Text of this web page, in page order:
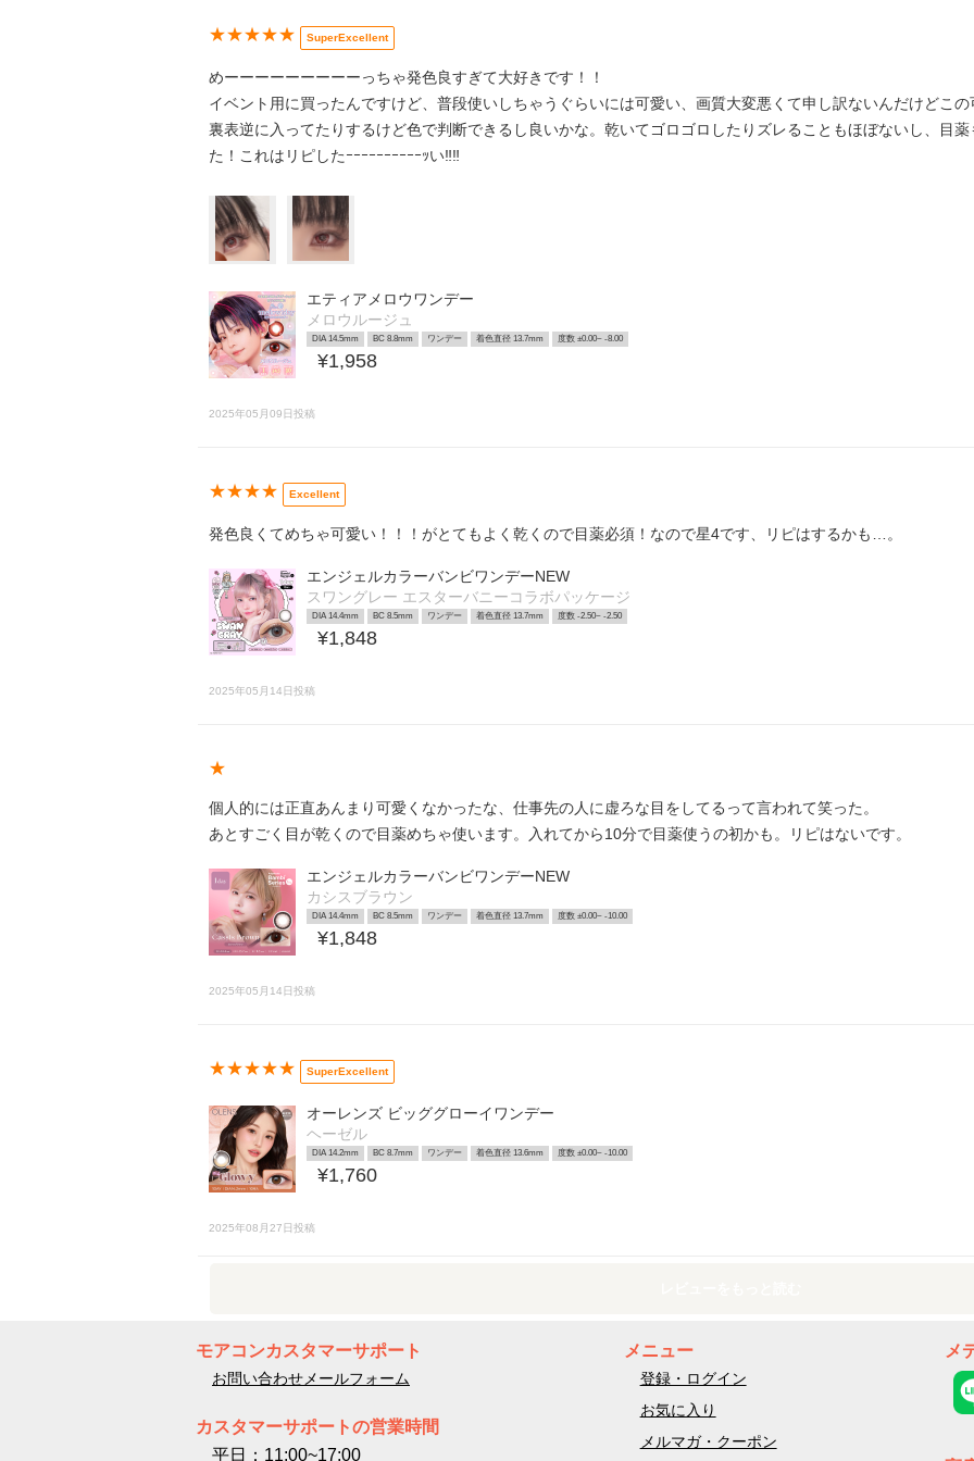
★★★★★ SuperExcellent
めーーーーーーーーーっちゃ発色良すぎて大好きです！！
イベント用に買ったんですけど、普段使いしちゃうぐらいには可愛い、画質大変悪くて申し訳ないんだけどこの
裏表逆に入ってたりするけど色で判断できるし良いかな。乾いてゴロゴロしたりズレることもほぼないし、目
た！これはリピしたｰｰｰｰｰｰｰｰｰｰｯい‼️‼️
エティアメロウワンデー
メロウルージュ
DIA 14.5mm BC 8.8mm ワンデー 着色直径 13.7mm 度数 ±0.00~ -8.00
¥1,958
2025年05月09日投稿
★★★★ Excellent
発色良くてめちゃ可愛い！！！がとてもよく乾くので目薬必須！なので星4です、リピはするかも…。
エンジェルカラーバンビワンデーNEW
スワングレー エスターバニーコラボパッケージ
DIA 14.4mm BC 8.5mm ワンデー 着色直径 13.7mm 度数 -2.50~ -2.50
¥1,848
2025年05月14日投稿
★
個人的には正直あんまり可愛くなかったな、仕事先の人に虚ろな目をしてるって言われて笑った。
あとすごく目が乾くので目薬めちゃ使います。入れてから10分で目薬使うの初かも。リピはないです。
エンジェルカラーバンビワンデーNEW
カシスブラウン
DIA 14.4mm BC 8.5mm ワンデー 着色直径 13.7mm 度数 ±0.00~ -10.00
¥1,848
2025年05月14日投稿
★★★★★ SuperExcellent
オーレンズ ビッググローイワンデー
ヘーゼル
DIA 14.2mm BC 8.7mm ワンデー 着色直径 13.6mm 度数 ±0.00~ -10.00
¥1,760
2025年08月27日投稿
モアコンカスタマーサポート
お問い合わせメールフォーム
カスタマーサポートの営業時間
平日：11:00~17:00
メニュー
登録・ログイン
お気に入り
メルマガ・クーポン
メ